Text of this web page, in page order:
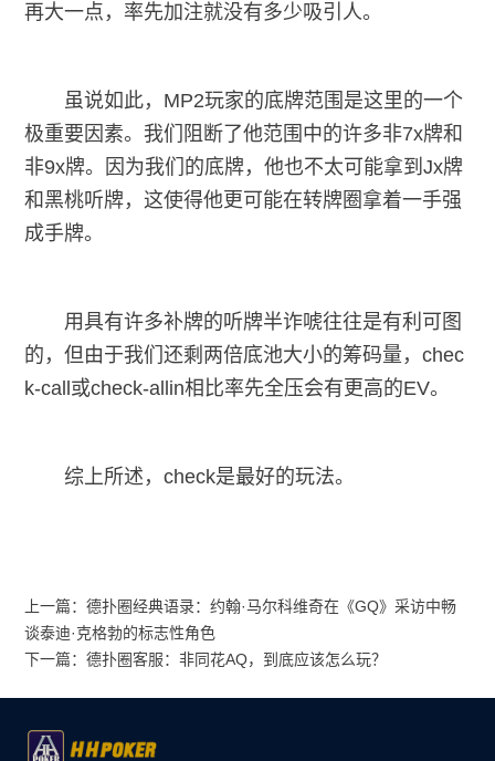
再大一点，率先加注就没有多少吸引人。
虽说如此，MP2玩家的底牌范围是这里的一个
极重要因素。我们阻断了他范围中的许多非7x牌和
非9x牌。因为我们的底牌，他也不太可能拿到Jx牌
和黑桃听牌，这使得他更可能在转牌圈拿着一手强
成手牌。
用具有许多补牌的听牌半诈唬往往是有利可图
的，但由于我们还剩两倍底池大小的筹码量，chec
k-call或check-allin相比率先全压会有更高的EV。
综上所述，check是最好的玩法。
上一篇：德扑圈经典语录：约翰·马尔科维奇在《GQ》采访中畅
谈泰迪·克格勃的标志性角色
下一篇：德扑圈客服：非同花AQ，到底应该怎么玩？